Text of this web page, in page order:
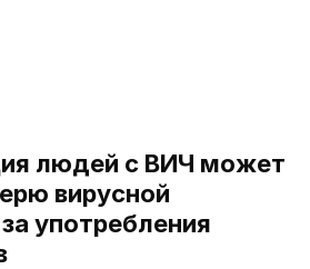
людей с ВИЧ может
вирусной
употребления